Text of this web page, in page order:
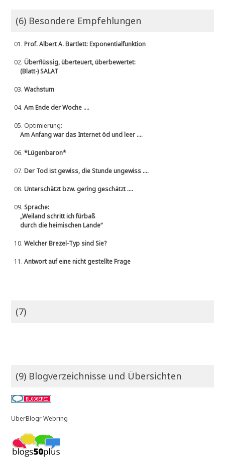
(6) Besondere Empfehlungen
01.Prof. Albert A. Bartlett: Exponentialfunktion
02.Überflüssig, überteuert, überbewertet:
(Blatt-) SALAT
03.Wachstum
04.Am Ende der Woche ....
05. Optimierung:
Am Anfang war das Internet öd und leer ....
06.*Lügenbaron*
07.Der Tod ist gewiss, die Stunde ungewiss ....
08.Unterschätzt bzw. gering geschätzt ....
09.Sprache:
„Weiland schritt ich fürbaß
durch die heimischen Lande“
10.Welcher Brezel-Typ sind Sie?
11.Antwort auf eine nicht gestellte Frage
(7)
(9) Blogverzeichnisse und Übersichten
UberBlogr Webring